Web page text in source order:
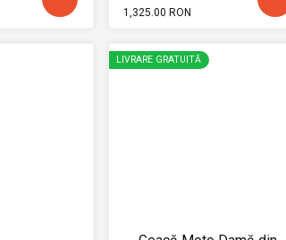
1,325.00 RON
LIVRARE GRATUITĂ